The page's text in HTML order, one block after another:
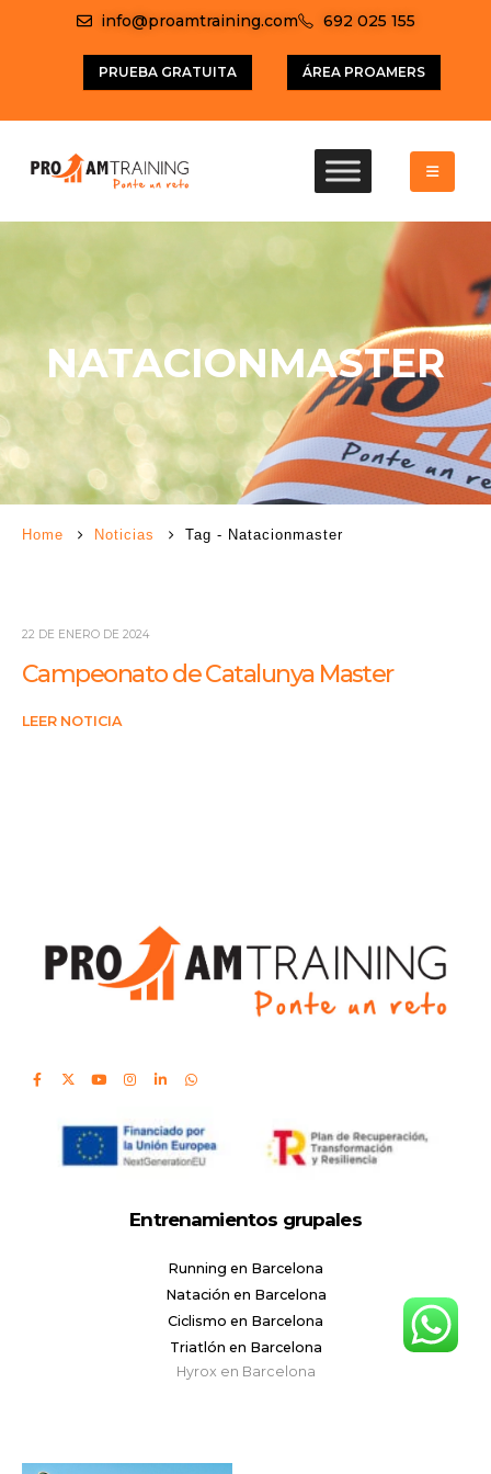
info@proamtraining.com 692 025 155
PRUEBA GRATUITA ÁREA PROAMERS
NATACIONMASTER
Home Noticias Tag - Natacionmaster
22 DE ENERO DE 2024
Campeonato de Catalunya Master
LEER NOTICIA
Entrenamientos grupales
Running en Barcelona
Natación en Barcelona
Ciclismo en Barcelona
Triatlón en Barcelona
Hyrox en Barcelona